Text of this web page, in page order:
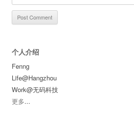
个人介绍
Fenng
Life@Hangzhou
Work@无码科技
更多...